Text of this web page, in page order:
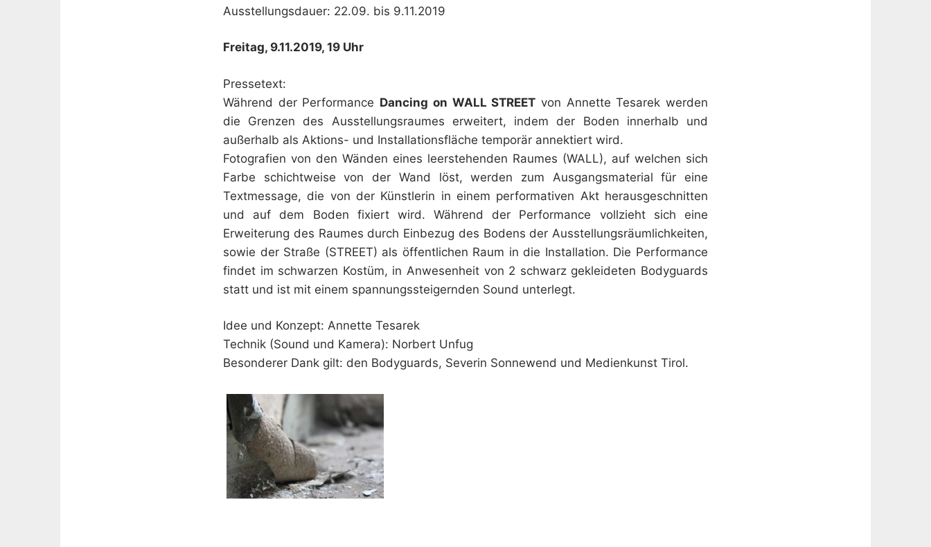
Ausstellungsdauer: 22.09. bis 9.11.2019
Freitag, 9.11.2019, 19 Uhr
Pressetext:
Während der Performance Dancing on WALL STREET von Annette Tesarek werden
die Grenzen des Ausstellungsraumes erweitert, indem der Boden innerhalb und
außerhalb als Aktions- und Installationsfläche temporär annektiert wird.
Fotografien von den Wänden eines leerstehenden Raumes (WALL), auf welchen sich
Farbe schichtweise von der Wand löst, werden zum Ausgangsmaterial für eine
Textmessage, die von der Künstlerin in einem performativen Akt herausgeschnitten
und auf dem Boden fixiert wird. Während der Performance vollzieht sich eine
Erweiterung des Raumes durch Einbezug des Bodens der Ausstellungsräumlichkeiten,
sowie der Straße (STREET) als öffentlichen Raum in die Installation. Die Performance
findet im schwarzen Kostüm, in Anwesenheit von 2 schwarz gekleideten Bodyguards
statt und ist mit einem spannungssteigernden Sound unterlegt.
Idee und Konzept: Annette Tesarek
Technik (Sound und Kamera): Norbert Unfug
Besonderer Dank gilt: den Bodyguards, Severin Sonnewend und Medienkunst Tirol.